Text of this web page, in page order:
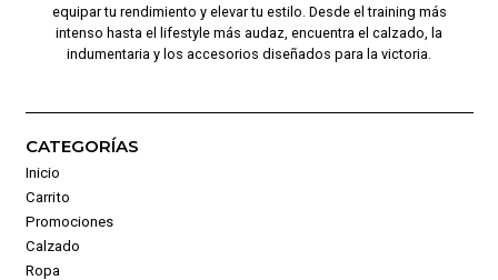
equipar tu rendimiento y elevar tu estilo. Desde el training más
intenso hasta el lifestyle más audaz, encuentra el calzado, la
indumentaria y los accesorios diseñados para la victoria.
CATEGORÍAS
Inicio
Carrito
Promociones
Calzado
Ropa